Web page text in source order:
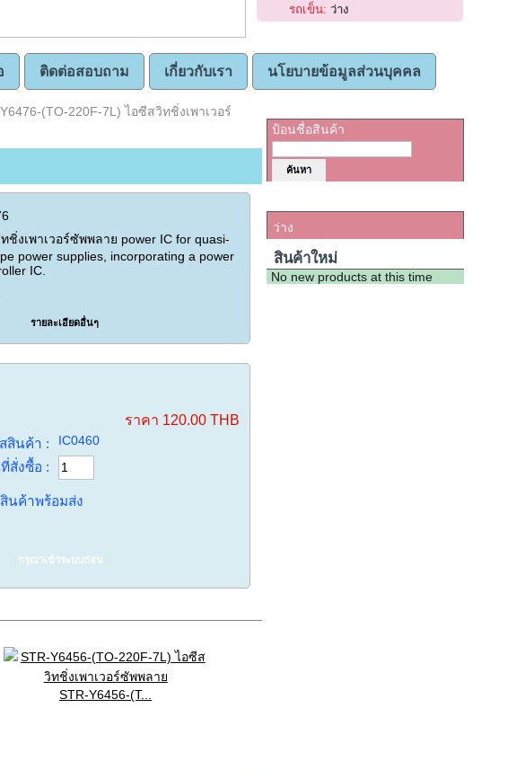
รถเข็น: ว่าง
ติดต่อสอบถาม เกี่ยวกับเรา นโยบายข้อมูลส่วนบุคคล
(TO-220F-7L) ไอซีสวิทชิ่งเพาเวอร์
งเพาเวอร์ซัพพลาย power IC for quasi-
power supplies, incorporating a power
IC.
รายละเอียดอื่นๆ
ราคา 120.00 THB
สินค้า : IC0460
สั่งซื้อ :
นค้าพร้อมส่ง
กรุณาเข้าระบบก่อน
STR-Y6456-(T...
ป้อนชื่อสินค้า
ว่าง
สินค้าใหม่
No new products at this time